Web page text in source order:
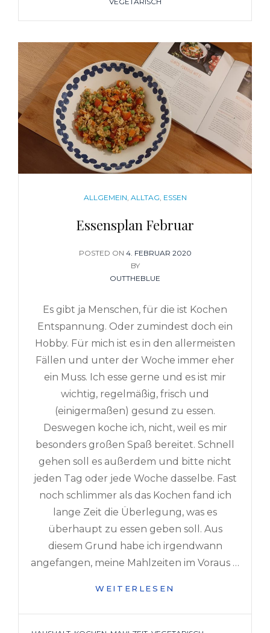
CATEGORIES
ALLGEMEIN, ALLTAG, ESSEN
Essensplan Februar
POSTED ON POSTED
ON
4. FEBRUAR 2020
BY
OUTTHEBLUE
Es gibt ja Menschen, für die ist Kochen
Entspannung. Oder zumindest doch ein
Hobby. Für mich ist es in den allermeisten
Fällen und unter der Woche immer eher
ein Muss. Ich esse gerne und es ist mir
wichtig, regelmäßig, frisch und
(einigermaßen) gesund zu essen.
Deswegen koche ich, nicht, weil es mir
besonders großen Spaß bereitet. Schnell
gehen soll es außerdem und bitte nicht
jeden Tag oder jede Woche dasselbe. Fast
noch schlimmer als das Kochen fand ich
lange Zeit die Überlegung, was es
überhaupt zu essen geben soll. Aus
diesem Grund habe ich irgendwann
angefangen, meine Mahlzeiten im Voraus …
WEITERLESEN